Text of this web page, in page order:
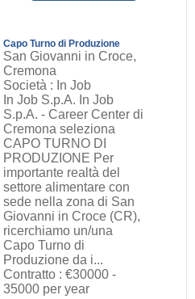
Capo Turno di Produzione
San Giovanni in Croce,
Cremona
Società : In Job
In Job S.p.A. In Job
S.p.A. - Career Center di
Cremona seleziona
CAPO TURNO DI
PRODUZIONE Per
importante realtà del
settore alimentare con
sede nella zona di San
Giovanni in Croce (CR),
ricerchiamo un/una
Capo Turno di
Produzione da i...
Contratto : €30000 -
35000 per year